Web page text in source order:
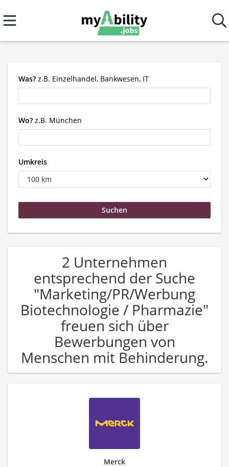
Was? z.B. Einzelhandel, Bankwesen, IT
Wo? z.B. München
Umkreis
2 Unternehmen
entsprechend der Suche
"Marketing/PR/Werbung
Biotechnologie / Pharmazie"
freuen sich über
Bewerbungen von
Menschen mit Behinderung.
Merck